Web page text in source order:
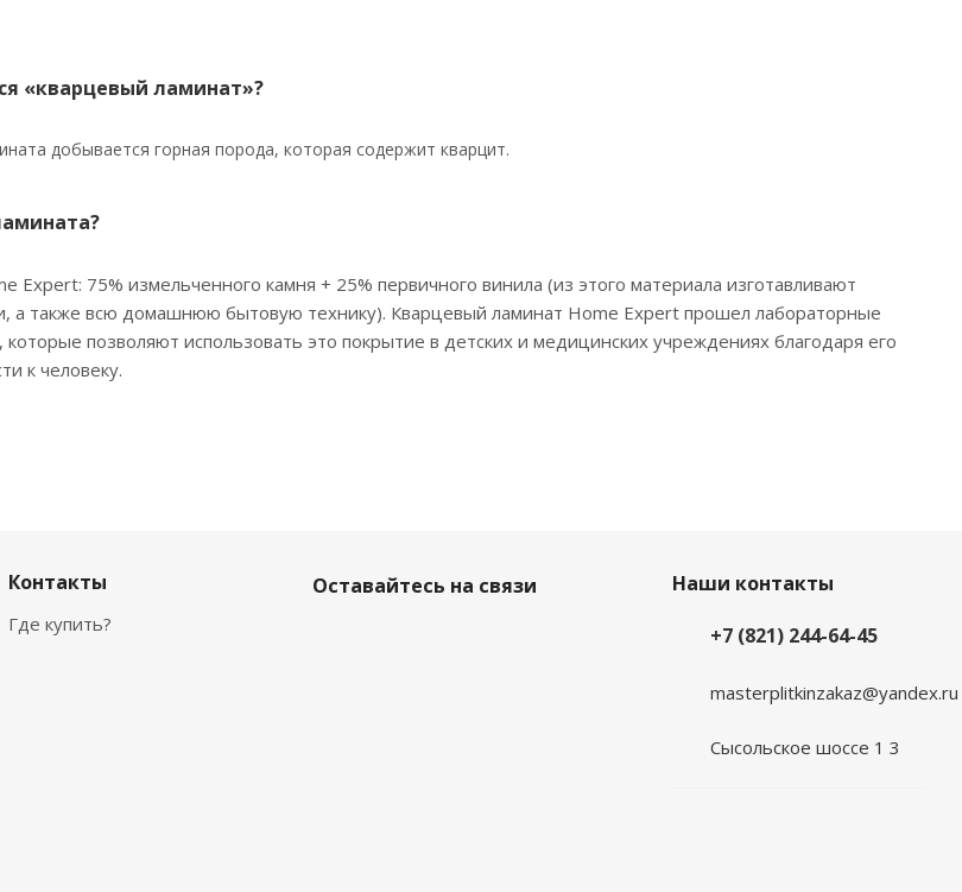
«кварцевый ламинат»?
добывается горная порода, которая содержит кварцит.
Expert: 75% измельченного камня + 25% первичного винила (из этого материала изготавливают
а также всю домашнюю бытовую технику). Кварцевый ламинат Home Expert прошел лабораторные
позволяют использовать это покрытие в детских и медицинских учреждениях благодаря его
к человеку.
Контакты
Где купить?
Оставайтесь на связи
Наши контакты
+7 (821) 244-64-45
masterplitkinzakaz@yandex.ru
Сысольское шоссе 1 3